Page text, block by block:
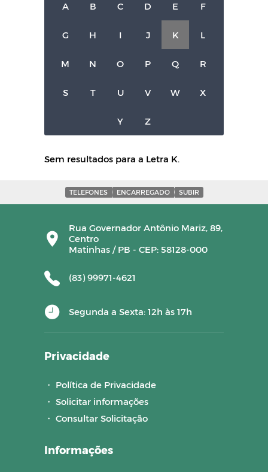
A B C D E F
G H I J K L
M N O P Q R
S T U V W X
Y Z
Sem resultados para a Letra K.
TELEFONES ENCARREGADO SUBIR
Rua Governador Antônio Mariz, 89,
Centro
Matinhas / PB - CEP: 58128-000
(83) 99971-4621
Segunda a Sexta: 12h às 17h
Privacidade
・ Política de Privacidade
・ Solicitar informações
・ Consultar Solicitação
Informações